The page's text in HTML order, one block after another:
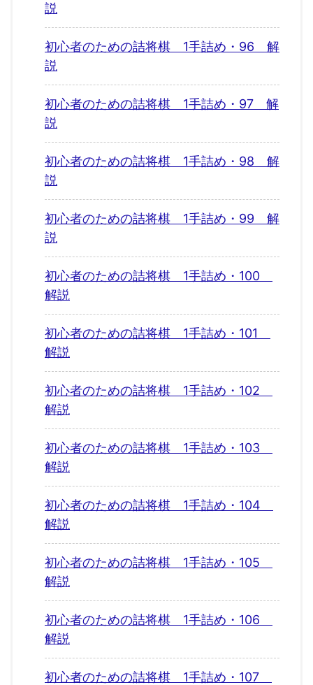
説
初心者のための詰将棋 1手詰め・96 解
説
初心者のための詰将棋 1手詰め・97 解
説
初心者のための詰将棋 1手詰め・98 解
説
初心者のための詰将棋 1手詰め・99 解
説
初心者のための詰将棋 1手詰め・100
解説
初心者のための詰将棋 1手詰め・101
解説
初心者のための詰将棋 1手詰め・102
解説
初心者のための詰将棋 1手詰め・103
解説
初心者のための詰将棋 1手詰め・104
解説
初心者のための詰将棋 1手詰め・105
解説
初心者のための詰将棋 1手詰め・106
解説
初心者のための詰将棋 1手詰め・107